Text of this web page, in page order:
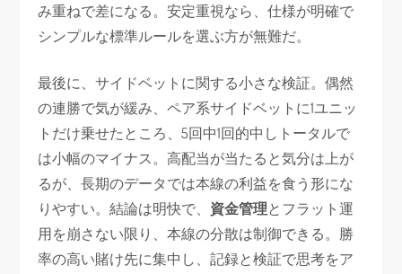
み重ねで差になる。安定重視なら、仕様が明確で
シンプルな標準ルールを選ぶ方が無難だ。
最後に、サイドベットに関する小さな検証。偶然
の連勝で気が緩み、ペア系サイドベットに1ユニッ
トだけ乗せたところ、5回中1回的中しトータルで
は小幅のマイナス。高配当が当たると気分は上が
るが、長期のデータでは本線の利益を食う形にな
りやすい。結論は明快で、 資金管理とフラット運
用を崩さない限り、本線の分散は制御できる。勝
率の高い賭け先に集中し、記録と検証で思考をア